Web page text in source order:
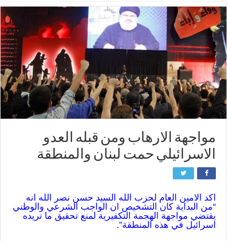
مواجهة الارهاب ومن قبله العدو
الاسرائيلي حمت لبنان والمنطقة
اكد الامين العام لحزب الله السيد حسن نصر الله انه
“من البداية كان التشخيص ان الواجب الشرعي والوطني
يقتضي مواجهة الهجمة التكفيرية لمنع تحقيق ما تريده
اسرائيل في هذه المنطقة”.